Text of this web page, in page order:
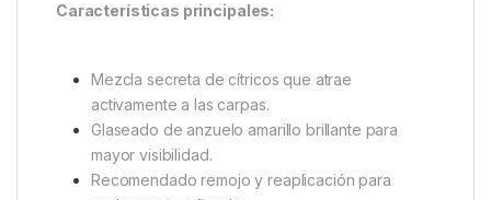
Características principales:
Mezcla secreta de cítricos que atrae
activamente a las carpas.
Glaseado de anzuelo amarillo brillante para
mayor visibilidad.
Recomendado remojo y reaplicación para